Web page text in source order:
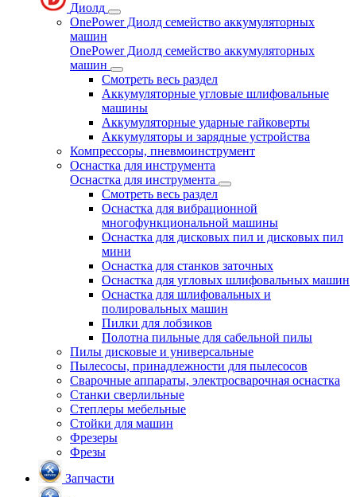
Диолд
OnePower Диолд семейство аккумуляторных
машин
OnePower Диолд семейство аккумуляторных
машин
Смотреть весь раздел
Аккумуляторные угловые шлифовальные
машины
Аккумуляторные ударные гайковерты
Аккумуляторы и зарядные устройства
Компрессоры, пневмоинструмент
Оснастка для инструмента
Оснастка для инструмента
Смотреть весь раздел
Оснастка для вибрационной
многофункциональной машины
Оснастка для дисковых пил и дисковых пил
мини
Оснастка для станков заточных
Оснастка для угловых шлифовальных машин
Оснастка для шлифовальных и
полировальных машин
Пилки для лобзиков
Полотна пильные для сабельной пилы
Пилы дисковые и универсальные
Пылесосы, принадлежности для пылесосов
Сварочные аппараты, электросварочная оснастка
Станки сверлильные
Степлеры мебельные
Стойки для машин
Фрезеры
Фрезы
Запчасти